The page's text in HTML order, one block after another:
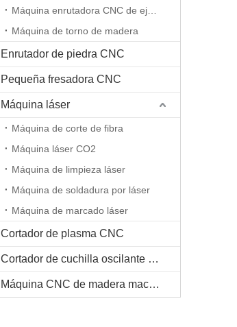
Máquina de torno de madera
Enrutador de piedra CNC
Pequeña fresadora CNC
Máquina láser
Máquina de corte de fibra
Máquina láser CO2
Máquina de limpieza láser
Máquina de soldadura por láser
Máquina de marcado láser
Cortador de plasma CNC
Cortador de cuchilla oscilante CNC
Máquina CNC de madera maciza